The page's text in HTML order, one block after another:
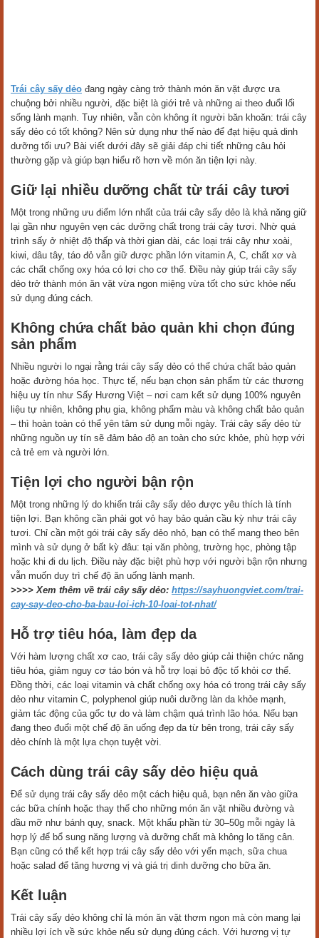
Trái cây sấy dẻo đang ngày càng trở thành món ăn vặt được ưa
chuộng bởi nhiều người, đặc biệt là giới trẻ và những ai theo đuổi lối
sống lành mạnh. Tuy nhiên, vẫn còn không ít người băn khoăn: trái cây
sấy dẻo có tốt không? Nên sử dụng như thế nào để đạt hiệu quả dinh
dưỡng tối ưu? Bài viết dưới đây sẽ giải đáp chi tiết những câu hỏi
thường gặp và giúp bạn hiểu rõ hơn về món ăn tiện lợi này.
Giữ lại nhiều dưỡng chất từ trái cây tươi
Một trong những ưu điểm lớn nhất của trái cây sấy dẻo là khả năng giữ
lại gần như nguyên vẹn các dưỡng chất trong trái cây tươi. Nhờ quá
trình sấy ở nhiệt độ thấp và thời gian dài, các loại trái cây như xoài,
kiwi, dâu tây, táo đỏ vẫn giữ được phần lớn vitamin A, C, chất xơ và
các chất chống oxy hóa có lợi cho cơ thể. Điều này giúp trái cây sấy
dẻo trở thành món ăn vặt vừa ngon miệng vừa tốt cho sức khỏe nếu
sử dụng đúng cách.
Không chứa chất bảo quản khi chọn đúng
sản phẩm
Nhiều người lo ngại rằng trái cây sấy dẻo có thể chứa chất bảo quản
hoặc đường hóa học. Thực tế, nếu bạn chọn sản phẩm từ các thương
hiệu uy tín như Sấy Hương Việt – nơi cam kết sử dụng 100% nguyên
liệu tự nhiên, không phụ gia, không phẩm màu và không chất bảo quản
– thì hoàn toàn có thể yên tâm sử dụng mỗi ngày. Trái cây sấy dẻo từ
những nguồn uy tín sẽ đảm bảo độ an toàn cho sức khỏe, phù hợp với
cả trẻ em và người lớn.
Tiện lợi cho người bận rộn
Một trong những lý do khiến trái cây sấy dẻo được yêu thích là tính
tiện lợi. Bạn không cần phải gọt vỏ hay bảo quản cầu kỳ như trái cây
tươi. Chỉ cần một gói trái cây sấy dẻo nhỏ, bạn có thể mang theo bên
mình và sử dụng ở bất kỳ đâu: tại văn phòng, trường học, phòng tập
hoặc khi đi du lịch. Điều này đặc biệt phù hợp với người bận rộn nhưng
vẫn muốn duy trì chế độ ăn uống lành mạnh.
>>>> Xem thêm về trái cây sấy dẻo: https://sayhuongviet.com/trai-
cay-say-deo-cho-ba-bau-loi-ich-10-loai-tot-nhat/
Hỗ trợ tiêu hóa, làm đẹp da
Với hàm lượng chất xơ cao, trái cây sấy dẻo giúp cải thiện chức năng
tiêu hóa, giảm nguy cơ táo bón và hỗ trợ loại bỏ độc tố khỏi cơ thể.
Đồng thời, các loại vitamin và chất chống oxy hóa có trong trái cây sấy
dẻo như vitamin C, polyphenol giúp nuôi dưỡng làn da khỏe mạnh,
giảm tác động của gốc tự do và làm chậm quá trình lão hóa. Nếu bạn
đang theo đuổi một chế độ ăn uống đẹp da từ bên trong, trái cây sấy
dẻo chính là một lựa chọn tuyệt vời.
Cách dùng trái cây sấy dẻo hiệu quả
Để sử dụng trái cây sấy dẻo một cách hiệu quả, bạn nên ăn vào giữa
các bữa chính hoặc thay thế cho những món ăn vặt nhiều đường và
dầu mỡ như bánh quy, snack. Một khẩu phần từ 30–50g mỗi ngày là
hợp lý để bổ sung năng lượng và dưỡng chất mà không lo tăng cân.
Bạn cũng có thể kết hợp trái cây sấy dẻo với yến mạch, sữa chua
hoặc salad để tăng hương vị và giá trị dinh dưỡng cho bữa ăn.
Kết luận
Trái cây sấy dẻo không chỉ là món ăn vặt thơm ngon mà còn mang lại
nhiều lợi ích về sức khỏe nếu sử dụng đúng cách. Với hương vị tự